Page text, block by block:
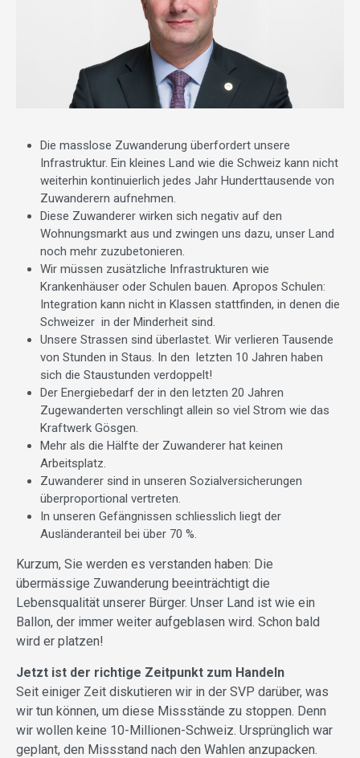
Die masslose Zuwanderung überfordert unsere
Infrastruktur. Ein kleines Land wie die Schweiz kann nicht
weiterhin kontinuierlich jedes Jahr Hunderttausende von
Zuwanderern aufnehmen.
Diese Zuwanderer wirken sich negativ auf den
Wohnungsmarkt aus und zwingen uns dazu, unser Land
noch mehr zuzubetonieren.
Wir müssen zusätzliche Infrastrukturen wie
Krankenhäuser oder Schulen bauen. Apropos Schulen:
Integration kann nicht in Klassen stattfinden, in denen die
Schweizer in der Minderheit sind.
Unsere Strassen sind überlastet. Wir verlieren Tausende
von Stunden in Staus. In den letzten 10 Jahren haben
sich die Staustunden verdoppelt!
Der Energiebedarf der in den letzten 20 Jahren
Zugewanderten verschlingt allein so viel Strom wie das
Kraftwerk Gösgen.
Mehr als die Hälfte der Zuwanderer hat keinen
Arbeitsplatz.
Zuwanderer sind in unseren Sozialversicherungen
überproportional vertreten.
In unseren Gefängnissen schliesslich liegt der
Ausländeranteil bei über 70 %.
Kurzum, Sie werden es verstanden haben: Die
übermässige Zuwanderung beeinträchtigt die
Lebensqualität unserer Bürger. Unser Land ist wie ein
Ballon, der immer weiter aufgeblasen wird. Schon bald
wird er platzen!
Jetzt ist der richtige Zeitpunkt zum Handeln
Seit einiger Zeit diskutieren wir in der SVP darüber, was
wir tun können, um diese Missstände zu stoppen. Denn
wir wollen keine 10-Millionen-Schweiz. Ursprünglich war
geplant, den Missstand nach den Wahlen anzupacken.